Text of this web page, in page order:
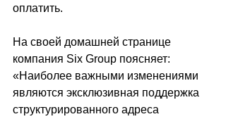
оплатить.
На своей домашней странице
компания Six Group поясняет:
«Наиболее важными изменениями
являются эксклюзивная поддержка
структурированного адреса